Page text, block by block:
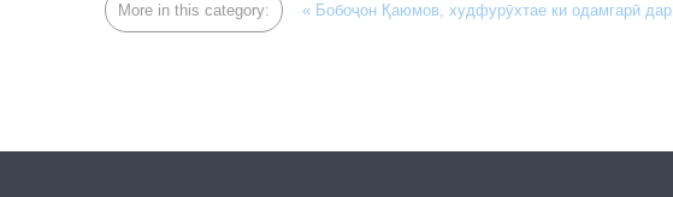
More in this category: « Бобоҷон Қаюмов, худфурӯхтае ки одамгарӣ